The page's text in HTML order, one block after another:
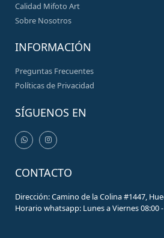
Calidad Mifoto Art
Sobre Nosotros
INFORMACIÓN
Preguntas Frecuentes
Políticas de Privacidad
SÍGUENOS EN
CONTACTO
Dirección: Camino de la Colina #1447,
Horario whatsapp: Lunes a Viernes 08:00